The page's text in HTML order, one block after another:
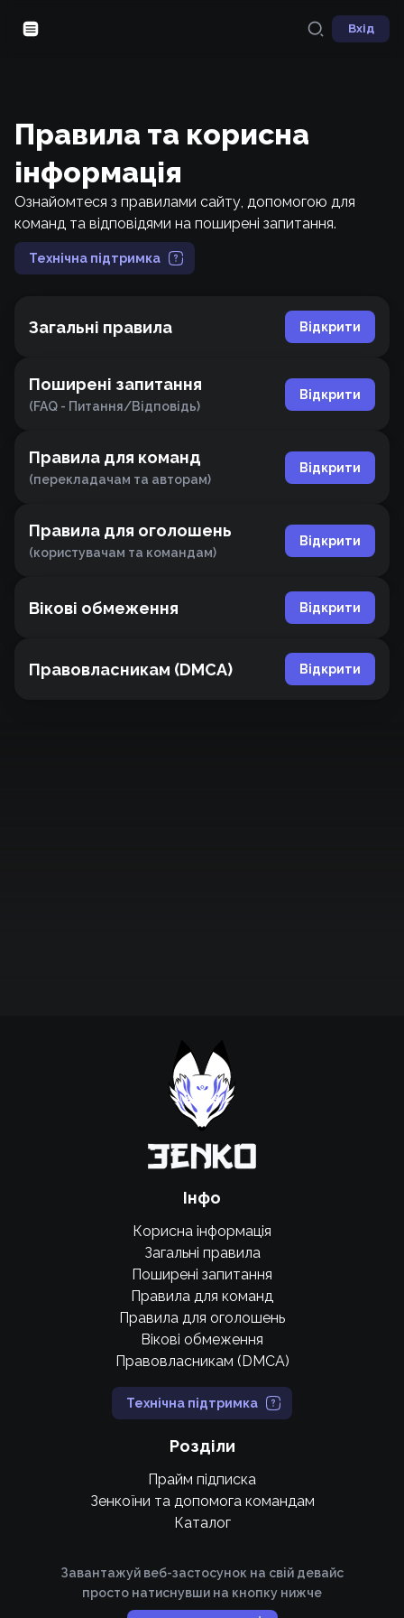
Вхід
Правила та корисна
інформація
Ознайомтеся з правилами сайту, допомогою для
команд та відповідями на поширені запитання.
Технічна підтримка
Загальні правила Відкрити
Поширені запитання
(FAQ - Питання/Відповідь)
Відкрити
Правила для команд
(перекладачам та авторам)
Відкрити
Правила для оголошень
(користувачам та командам)
Відкрити
Вікові обмеження Відкрити
Правовласникам (DMCA) Відкрити
крутих нововведень
Підтримати проєкт
Інфо
Корисна інформація
Загальні правила
Поширені запитання
Правила для команд
Правила для оголошень
Вікові обмеження
Правовласникам (DMCA)
Технічна підтримка
Розділи
Прайм підписка
Зенкоїни та допомога командам
Каталог
Завантажуй веб-застосунок на свій девайс
просто натиснувши на кнопку нижче